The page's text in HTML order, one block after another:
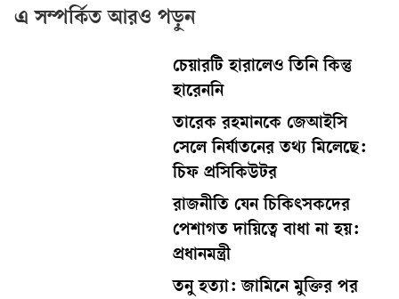
এ সম্পর্কিত আরও পড়ুন
চেয়ারটি হারালেও তিনি কিন্তু
হারেননি
তারেক রহমানকে জেআইসি
সেলে নির্যাতনের তথ্য মিলেছে:
চিফ প্রসিকিউটর
রাজনীতি যেন চিকিৎসকদের
পেশাগত দায়িত্বে বাধা না হয়:
প্রধানমন্ত্রী
তনু হত্যা: জামিনে মুক্তির পর